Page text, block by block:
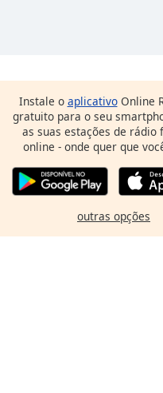
Instale o aplicativoOnline
gratuito para o seu
as suas estações de rádio
online - onde quer que
outras opções